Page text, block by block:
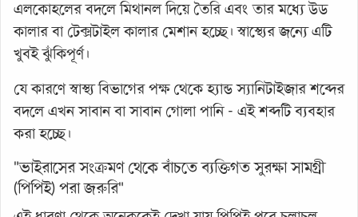
এলকোহলের বদলে মিথানল দিয়ে তৈরি এবং তার মধ্যে উড
কালার বা টেক্সটাইল কালার মেশান হচ্ছে। স্বাস্থ্যের জন্যে এটি
খুবই ঝুঁকিপূর্ণ।
যে কারণে স্বাস্থ্য বিভাগের পক্ষ থেকে হ্যান্ড স্যানিটাইজার শব্দের
বদলে এখন সাবান বা সাবান গোলা পানি - এই শব্দটি ব্যবহার
করা হচ্ছে।
"ভাইরাসের সংক্রমণ থেকে বাঁচতে ব্যক্তিগত সুরক্ষা সামগ্রী
(পিপিই) পরা জরুরি"